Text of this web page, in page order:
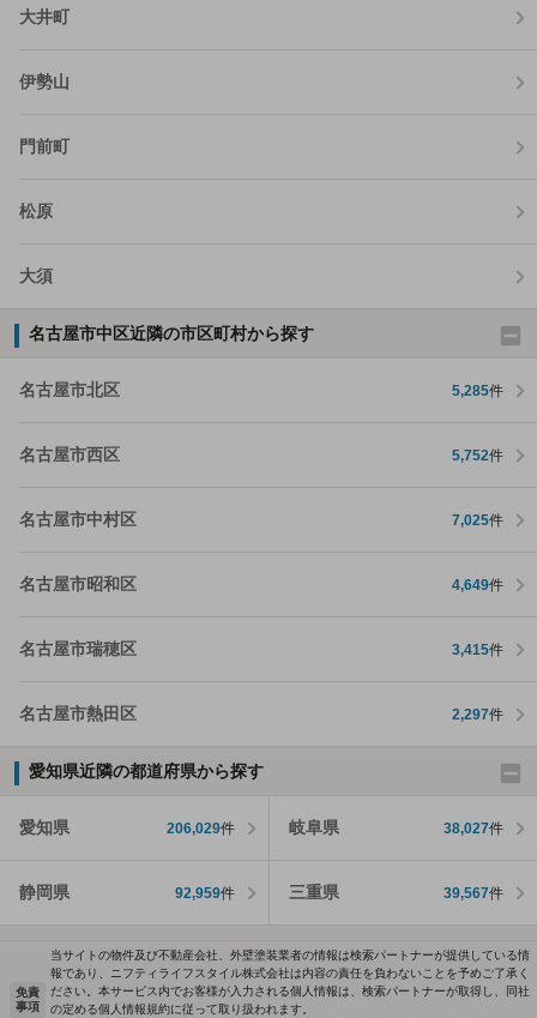
大井町
伊勢山
門前町
松原
大須
名古屋市中区近隣の市区町村から探す
名古屋市北区 5,285件
名古屋市西区 5,752件
名古屋市中村区 7,025件
名古屋市昭和区 4,649件
名古屋市瑞穂区 3,415件
名古屋市熱田区 2,297件
愛知県近隣の都道府県から探す
愛知県 206,029件 岐阜県 38,027件
静岡県 92,959件 三重県 39,567件
免責
事項
当サイトの物件及び不動産会社、外壁塗装業者の情報は検索パートナーが提供している情
報であり、ニフティライフスタイル株式会社は内容の責任を負わないことを予めご了承く
ださい。本サービス内でお客様が入力される個人情報は、検索パートナーが取得し、同社
の定める個人情報規約に従って取り扱われます。